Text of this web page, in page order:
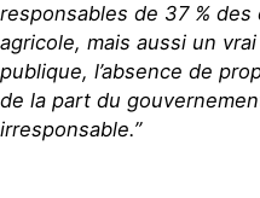
responsables de 37 %
agricole, mais aussi un
publique, l’absence de
de la part du
irresponsable.”